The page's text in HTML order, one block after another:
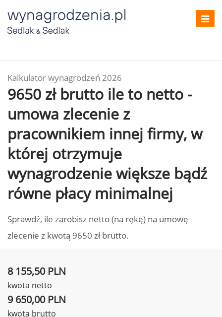
Kalkulator wynagrodzeń 2026
9650 zł brutto ile to netto -
umowa zlecenie z
pracownikiem innej firmy, w
której otrzymuje
wynagrodzenie większe bądź
równe płacy minimalnej
Sprawdź, ile zarobisz netto (na rękę) na umowę
zlecenie z kwotą 9650 zł brutto.
8 155,50 PLN
kwota netto
9 650,00 PLN
kwota brutto